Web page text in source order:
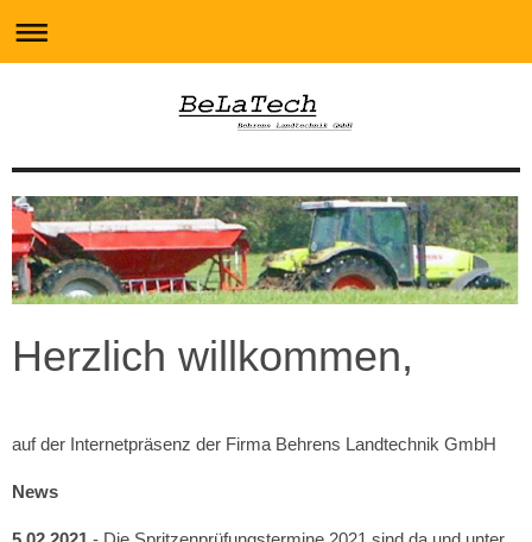
Herzlich willkommen,
auf der Internetpräsenz der Firma Behrens Landtechnik GmbH
News